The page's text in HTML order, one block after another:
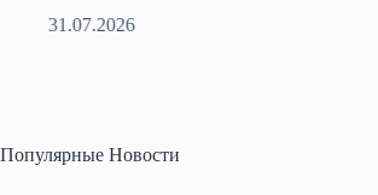
31.07.2026
Популярные Новости